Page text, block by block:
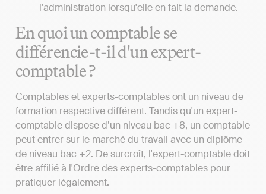
l'administration lorsqu'elle en fait la demande.
En quoi un comptable se
différencie-t-il d'un expert-
comptable ?
Comptables et experts-comptables ont un niveau de
formation respective différent. Tandis qu'un expert-
comptable dispose d’un niveau bac +8, un comptable
peut entrer sur le marché du travail avec un diplôme
de niveau bac +2. De surcroît, l'expert-comptable doit
être affilié à l'Ordre des experts-comptables pour
pratiquer légalement.